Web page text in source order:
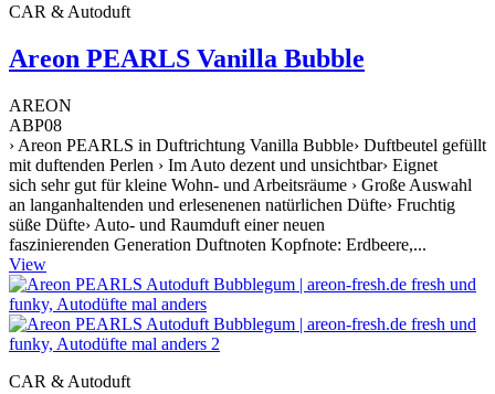
CAR & Autoduft
Areon PEARLS Vanilla Bubble
AREON
ABP08
› Areon PEARLS in Duftrichtung Vanilla Bubble› Duftbeutel gefüllt
mit duftenden Perlen › Im Auto dezent und unsichtbar› Eignet
sich sehr gut für kleine Wohn- und Arbeitsräume › Große Auswahl
an langanhaltenden und erlesenenen natürlichen Düfte› Fruchtig
süße Düfte› Auto- und Raumduft einer neuen
faszinierenden Generation Duftnoten Kopfnote: Erdbeere,...
View
CAR & Autoduft